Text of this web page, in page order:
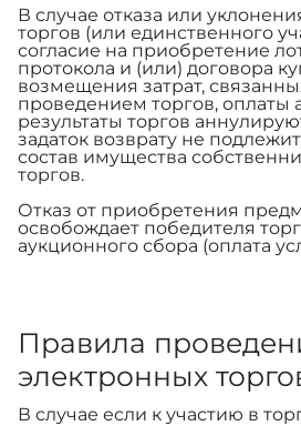
В случае отказа или
торгов (или единственного
согласие на приобретение
протокола и (или) договора
возмещения затрат,
проведением торгов, оплаты
результаты торгов
задаток возврату не
состав имущества
торгов.
Отказ от приобретения
освобождает победителя
аукционного сбора (оплата
Правила
электронных
В случае если к участию в